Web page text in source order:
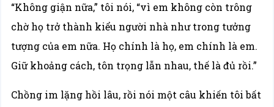
“Không giận nữa,” tôi nói, “vì em không còn trông
chờ họ trở thành kiểu người nhà như trong tưởng
tượng của em nữa. Họ chính là họ, em chính là em.
Giữ khoảng cách, tôn trọng lẫn nhau, thế là đủ rồi.”
Chồng im lặng hồi lâu, rồi nói một câu khiến tôi bất